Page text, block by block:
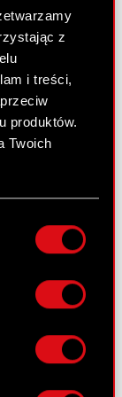
z
i treści,
produktów.
Twoich
nawet
aktywnie
własne